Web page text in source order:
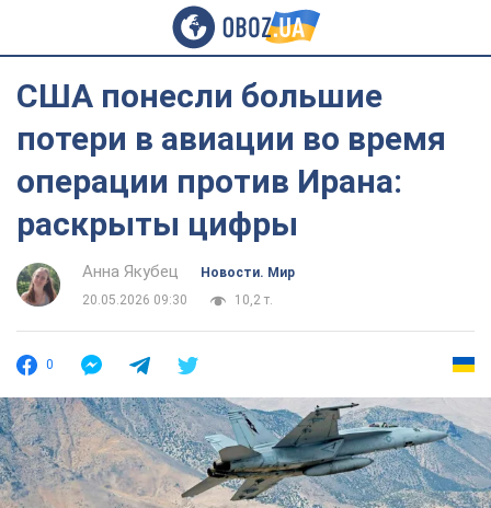
США понесли большие
потери в авиации во время
операции против Ирана:
раскрыты цифры
Анна Якубец
Новости. Мир
20.05.2026 09:30
10,2 т.
0